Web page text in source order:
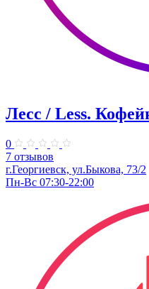
Лесс / Less.
0
7 отзывов
г.Георгиевск, ул.Быкова, 73/2
Пн-Вс 07:30-22:00